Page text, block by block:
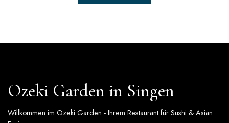
Ozeki Garden in Singen
Willkommen im Ozeki Garden - Ihrem Restaurant für Sushi & Asian